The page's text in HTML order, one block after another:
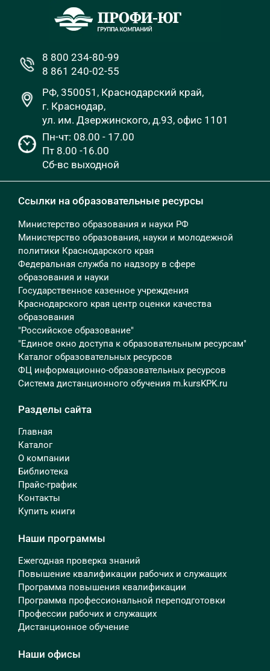
8 800 234-80-99
8 861 240-02-55
РФ, 350051, Краснодарский край,
г. Краснодар,
ул. им. Дзержинского, д.93, офис 1101
Пн-чт: 08.00 - 17.00
Пт 8.00 -16.00
Сб-вс выходной
Ссылки на образовательные ресурсы
Министерство образования и науки РФ
Министерство образования, науки и молодежной
политики Краснодарского края
Федеральная служба по надзору в сфере
образования и науки
Государственное казенное учреждения
Краснодарского края центр оценки качества
образования
"Российское образование"
"Единое окно доступа к образовательным ресурсам"
Каталог образовательных ресурсов
ФЦ информационно-образовательных ресурсов
Система дистанционного обучения m.kursKPK.ru
Разделы сайта
Главная
Каталог
О компании
Библиотека
Прайс-график
Контакты
Купить книги
Наши программы
Ежегодная проверка знаний
Повышение квалификации рабочих и служащих
Программа повышения квалификации
Программа профессиональной переподготовки
Профессии рабочих и служащих
Дистанционное обучение
Наши офисы